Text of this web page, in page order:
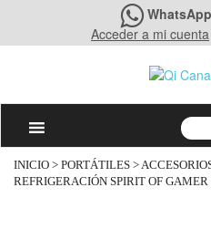
Acceder a mi cuenta
INICIO > PORTÁTILES >
REFRIGERACIÓN SPIRIT OF